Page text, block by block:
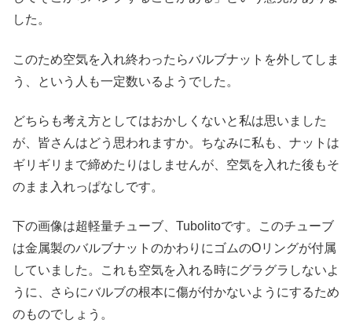
した。
このため空気を入れ終わったらバルブナットを外してしま
う、という人も一定数いるようでした。
どちらも考え方としてはおかしくないと私は思いました
が、皆さんはどう思われますか。ちなみに私も、ナットは
ギリギリまで締めたりはしませんが、空気を入れた後もそ
のまま入れっぱなしです。
下の画像は超軽量チューブ、Tubolitoです。このチューブ
は金属製のバルブナットのかわりにゴムのOリングが付属
していました。これも空気を入れる時にグラグラしないよ
うに、さらにバルブの根本に傷が付かないようにするため
のものでしょう。